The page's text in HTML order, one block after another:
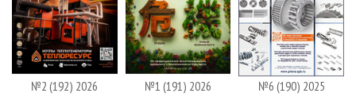
№2 (192) 2026 №1 (191) 2026 №6 (190) 2025